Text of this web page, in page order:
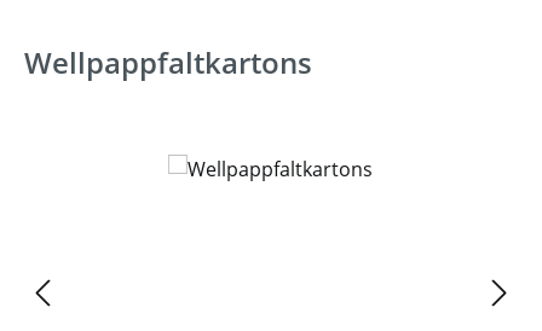
Wellpappfaltkartons
Bildergalerie überspringen